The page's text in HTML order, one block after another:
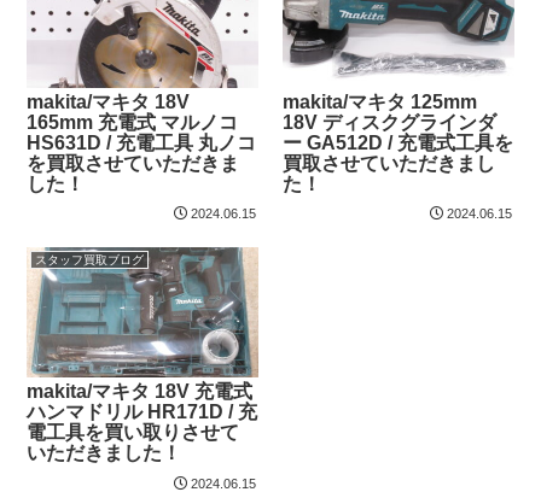
makita/マキタ 18V
165mm 充電式 マルノコ
HS631D / 充電工具 丸ノコ
を買取させていただきま
した！
2024.06.15
makita/マキタ 125mm
18V ディスクグラインダ
ー GA512D / 充電式工具を
買取させていただきまし
た！
2024.06.15
スタッフ買取ブログ
makita/マキタ 18V 充電式
ハンマドリル HR171D / 充
電工具を買い取りさせて
いただきました！
2024.06.15